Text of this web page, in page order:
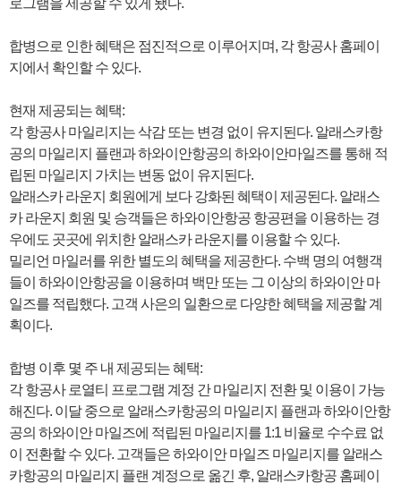
로그램을 제공할 수 있게 됐다.
합병으로 인한 혜택은 점진적으로 이루어지며, 각 항공사 홈페이
지에서 확인할 수 있다.
현재 제공되는 혜택:
각 항공사 마일리지는 삭감 또는 변경 없이 유지된다. 알래스카항
공의 마일리지 플랜과 하와이안항공의 하와이안마일즈를 통해 적
립된 마일리지 가치는 변동 없이 유지된다.
알래스카 라운지 회원에게 보다 강화된 혜택이 제공된다. 알래스
카 라운지 회원 및 승객들은 하와이안항공 항공편을 이용하는 경
우에도 곳곳에 위치한 알래스카 라운지를 이용할 수 있다.
밀리언 마일러를 위한 별도의 혜택을 제공한다. 수백 명의 여행객
들이 하와이안항공을 이용하며 백만 또는 그 이상의 하와이안 마
일즈를 적립했다. 고객 사은의 일환으로 다양한 혜택을 제공할 계
획이다.
합병 이후 몇 주 내 제공되는 혜택:
각 항공사 로열티 프로그램 계정 간 마일리지 전환 및 이용이 가능
해진다. 이달 중으로 알래스카항공의 마일리지 플랜과 하와이안항
공의 하와이안 마일즈에 적립된 마일리지를 1:1 비율로 수수료 없
이 전환할 수 있다. 고객들은 하와이안 마일즈 마일리지를 알래스
카항공의 마일리지 플랜 계정으로 옮긴 후, 알래스카항공 홈페이